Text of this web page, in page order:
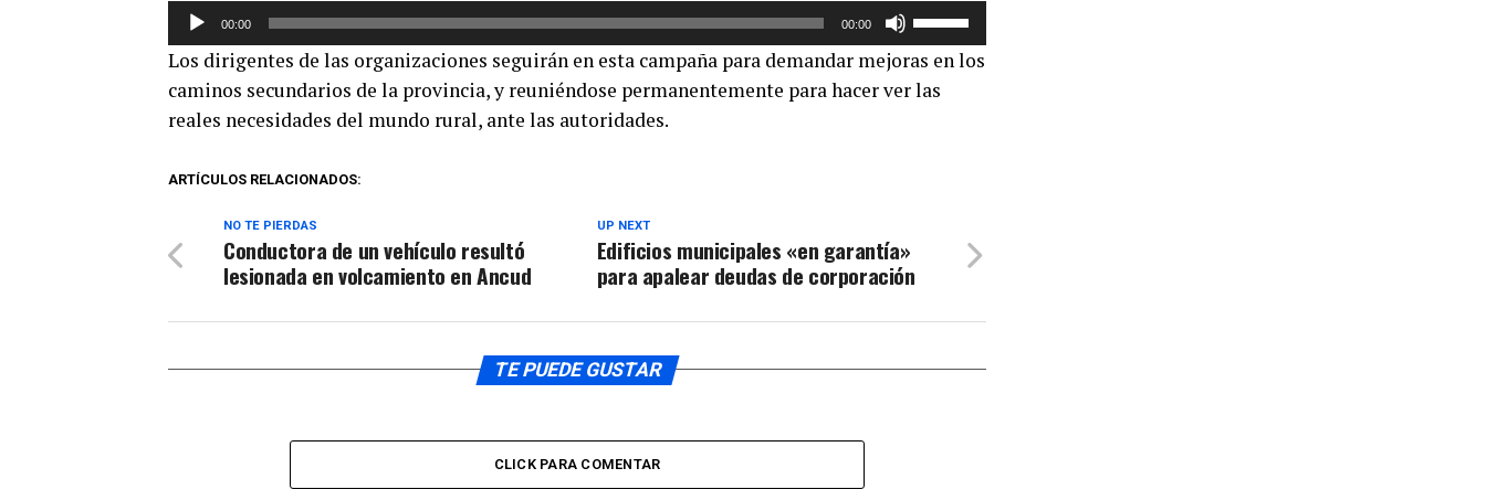
para
aumentar
o
disminuir
Reproductor
audio
00:00 00:00
teclas
de
disminuir
el
Los dirigentes de las organizaciones seguirán en esta campaña para demandar mejoras en los
caminos secundarios de la provincia, y reuniéndose permanentemente para hacer ver las
reales necesidades del mundo rural, ante las autoridades.
ARTÍCULOS RELACIONADOS:
UP NEXT
Edificios municipales «en garantía»
para apalear deudas de corporación
NO TE PIERDAS
Conductora de un vehículo resultó
lesionada en volcamiento en Ancud
TE PUEDE GUSTAR
CLICK PARA COMENTAR